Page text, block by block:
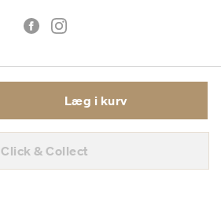
Læg i kurv
Click & Collect
CVR: 26573394